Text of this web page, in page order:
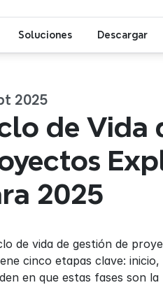
2025
de Vida
2025
de vida de gestión de
cinco etapas clave:
en que estas fases son
Soluciones Descargar